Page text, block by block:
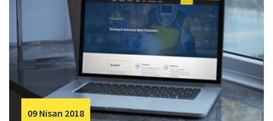
09 Nisan 2018